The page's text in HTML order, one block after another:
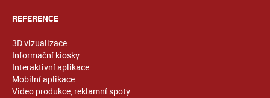
REFERENCE
3D vizualizace
Informační kiosky
Interaktivní aplikace
Mobilní aplikace
Video produkce, reklamní spoty